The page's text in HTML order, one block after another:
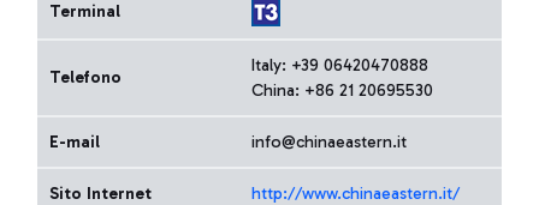
Terminal
Telefono
Italy: +39 06420470888
China: +86 21 20695530
E-mail info@chinaeastern.it
Sito Internet http://www.chinaeastern.it/